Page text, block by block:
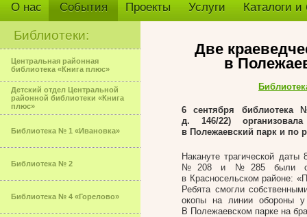
О нас События Проекты Услуги Каталоги
Библиотеки:
Центральная районная
библиотека «Книга плюс»
Детский отдел Центральной
районной библиотеки «Книга
плюс»
Библиотека № 1 «Ивановка»
Библиотека № 2
Библиотека № 4 «Горелово»
Две
в
6 сентября библиотека
д. 146/22)
в Полежаевский парк и по
Накануте трагической
№208 и №285 были
в Красносельском районе:
Ребята смогли
окопы на линии обороны у
В Полежаевском парке на